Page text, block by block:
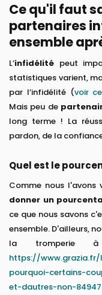
Ce qu'il faut
partenaires
ensemble
L’infidélité peut
statistiques varient,
par l’infidélité (voir
Mais peu de
long terme ! La
pardon, de la
Quel est le
Comme nous
donner un
ce que nous savons
ensemble. D'ailleurs,
la tromperie
https://
pourquoi-certains-
et-dautres-non-